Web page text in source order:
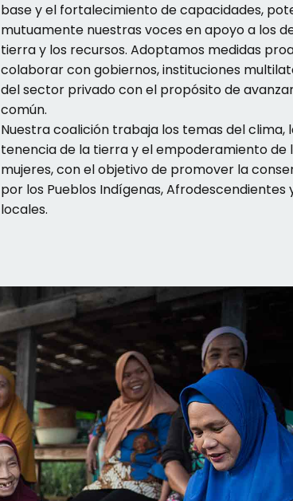
base y el fortalecimiento de capacidades,
mutuamente nuestras voces en apoyo a los
tierra y los recursos. Adoptamos medidas
colaborar con gobiernos, instituciones
del sector privado con el propósito de
común.
Nuestra coalición trabaja los temas del clima,
tenencia de la tierra y el empoderamiento de
mujeres, con el objetivo de promover la
por los Pueblos Indígenas, Afrodescendientes
locales.